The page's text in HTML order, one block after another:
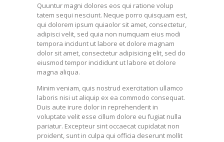
Quuntur magni dolores eos qui ratione volup
tatem sequi nesciunt. Neque porro quisquam est,
qui dolorem ipsum quiaolor sit amet, consectetur,
adipisci velit, sed quia non numquam eius modi
tempora incidunt ut labore et dolore magnam
dolor sit amet, consectetur adipisicing elit, sed do
eiusmod tempor incididunt ut labore et dolore
magna aliqua.
Minim veniam, quis nostrud exercitation ullamco
laboris nisi ut aliquip ex ea commodo consequat.
Duis aute irure dolor in reprehenderit in
voluptate velit esse cillum dolore eu fugiat nulla
pariatur. Excepteur sint occaecat cupidatat non
proident, sunt in culpa qui officia deserunt mollit